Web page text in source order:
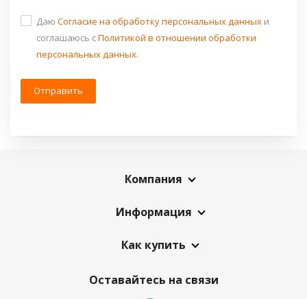
Даю Согласие на обработку персональных данных и
соглашаюсь cПолитикой в отношении обработки
персональных данных.
Компания
Информация
Как купить
Оставайтесь на связи